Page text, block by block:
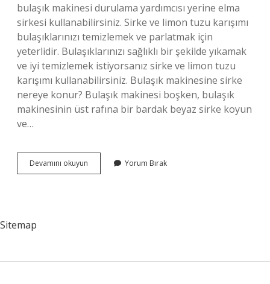
bulaşık makinesi durulama yardımcısı yerine elma
sirkesi kullanabilirsiniz. Sirke ve limon tuzu karışımı
bulaşıklarınızı temizlemek ve parlatmak için
yeterlidir. Bulaşıklarınızı sağlıklı bir şekilde yıkamak
ve iyi temizlemek istiyorsanız sirke ve limon tuzu
karışımı kullanabilirsiniz. Bulaşık makinesine sirke
nereye konur? Bulaşık makinesi boşken, bulaşık
makinesinin üst rafına bir bardak beyaz sirke koyun
ve…
Devamını okuyun
Makinesi
Yorum Bırak
Sitemap